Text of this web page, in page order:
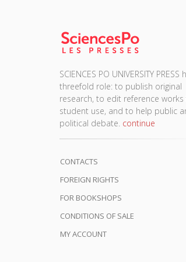
SCIENCES PO UNIVERSITY PRESS
threefold role: to publish original
research, to edit reference
student use, and to help public
political debate. continue
CONTACTS
FOREIGN RIGHTS
FOR BOOKSHOPS
CONDITIONS OF SALE
MY ACCOUNT